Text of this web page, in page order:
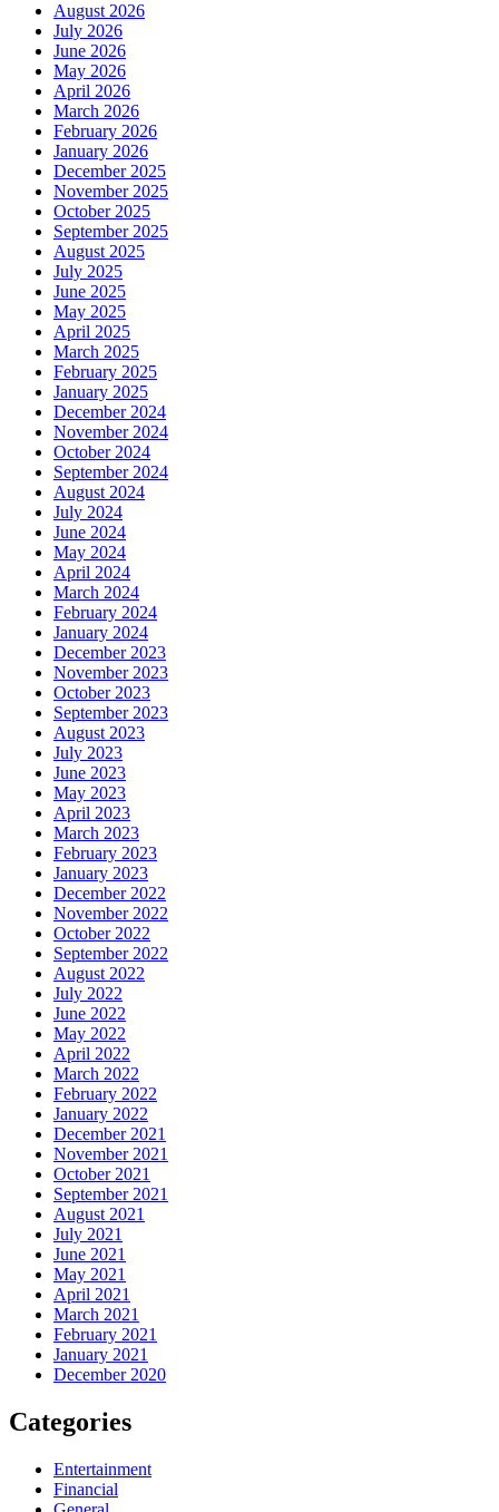
August 2026
July 2026
June 2026
May 2026
April 2026
March 2026
February 2026
January 2026
December 2025
November 2025
October 2025
September 2025
August 2025
July 2025
June 2025
May 2025
April 2025
March 2025
February 2025
January 2025
December 2024
November 2024
October 2024
September 2024
August 2024
July 2024
June 2024
May 2024
April 2024
March 2024
February 2024
January 2024
December 2023
November 2023
October 2023
September 2023
August 2023
July 2023
June 2023
May 2023
April 2023
March 2023
February 2023
January 2023
December 2022
November 2022
October 2022
September 2022
August 2022
July 2022
June 2022
May 2022
April 2022
March 2022
February 2022
January 2022
December 2021
November 2021
October 2021
September 2021
August 2021
July 2021
June 2021
May 2021
April 2021
March 2021
February 2021
January 2021
December 2020
Categories
Entertainment
Financial